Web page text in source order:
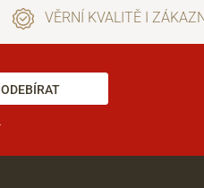
VĚRNÍ KVALITĚ I
ODEBÍRAT